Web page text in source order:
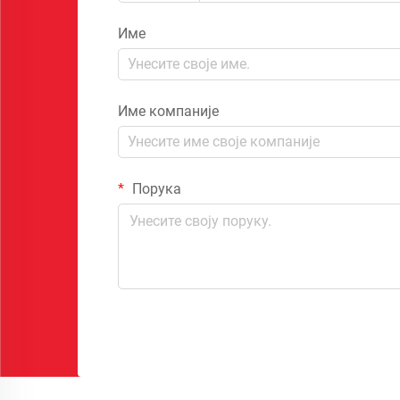
Име
Име компаније
Порука